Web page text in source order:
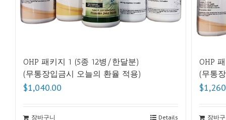
OHP 패키지 1 (5종 12병/한달분)
(무통장입금시 오늘의 환율 적용)
$1,040.00
장바구니 Details
OHP
(무통
장바